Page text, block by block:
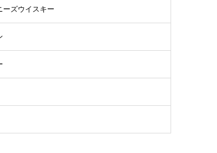
ーズウイスキー